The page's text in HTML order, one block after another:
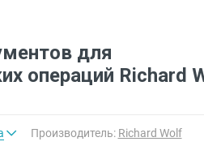
для
операций Richard
Производитель: Richard Wolf